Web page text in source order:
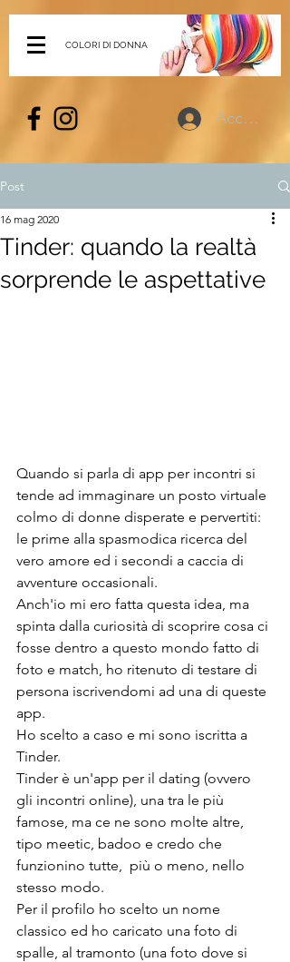
COLORI DI DONNA
Accedi
Post
Tinder: quando la realtà
sorprende le aspettative
16 mag 2020
Quando si parla di app per incontri si
tende ad immaginare un posto virtuale
colmo di donne disperate e pervertiti:
le prime alla spasmodica ricerca del
vero amore ed i secondi a caccia di
avventure occasionali.
Anch'io mi ero fatta questa idea, ma
spinta dalla curiosità di scoprire cosa ci
fosse dentro a questo mondo fatto di
foto e match, ho ritenuto di testare di
persona iscrivendomi ad una di queste
app.
Ho scelto a caso e mi sono iscritta a
Tinder.
Tinder è un'app per il dating (ovvero
gli incontri online), una tra le più
famose, ma ce ne sono molte altre,
tipo meetic, badoo e credo che
funzionino tutte,  più o meno, nello
stesso modo.
Per il profilo ho scelto un nome
classico ed ho caricato una foto di
spalle, al tramonto (una foto dove si